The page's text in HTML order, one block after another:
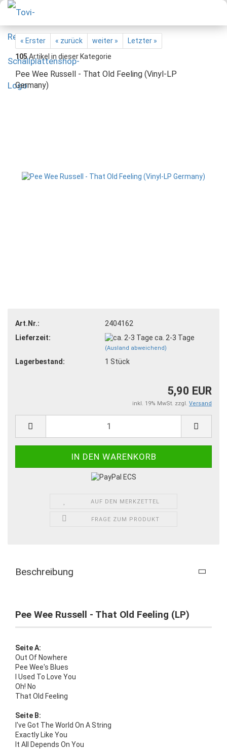
« Erster « zurück weiter »
Letzter »
105Artikel in dieser Kategorie
Pee Wee Russell - That Old Feeling (Vinyl-LP
Germany)
Art.Nr.:
2404162
Lieferzeit:
ca. 2-3 Tage
(Ausland abweichend)
Lagerbestand: 1 Stück
5,90 EUR
inkl. 19% MwSt. zzgl. Versand
AUF DEN MERKZETTEL
FRAGE ZUM PRODUKT
Beschreibung
Pee Wee Russell - That Old Feeling (LP)
Seite A:
Out Of Nowhere
Pee Wee's Blues
I Used To Love You
Oh! No
That Old Feeling
Seite B:
I've Got The World On A String
Exactly Like You
It All Depends On You